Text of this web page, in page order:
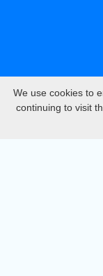
We use cookies to
continuing to visit